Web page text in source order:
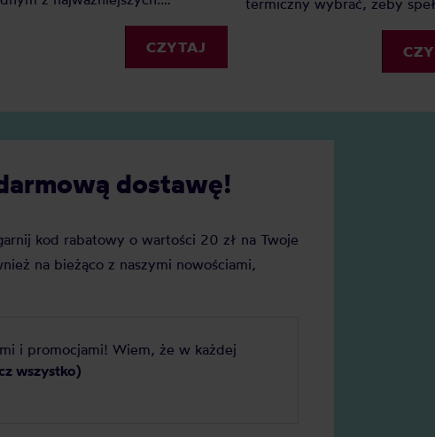
Ponieważ dzięki wadze
precyzję i powtarzalność.
jednak wagę do kawy wybrać?
CZYTAJ
termiczny wybrać, żeby
wszystkie Twoje
Sprawdź nasz mini-
kubkach termicznych.
dostawę!
kod rabatowy o wartości 20 zł na Twoje
na bieżąco z naszymi nowościami,
i promocjami! Wiem, że w każdej
wszystko)